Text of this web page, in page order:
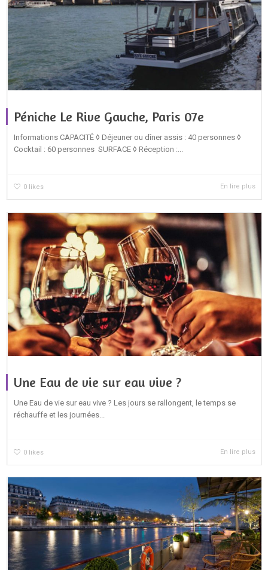
Péniche Le Rive Gauche, Paris 07e
Informations CAPACITÉ ◊ Déjeuner ou dîner assis : 40 personnes ◊
Cocktail : 60 personnes SURFACE ◊ Réception :...
0 likes En lire plus
Une Eau de vie sur eau vive ?
Une Eau de vie sur eau vive ? Les jours se rallongent, le temps se
réchauffe et les journées...
0 likes En lire plus